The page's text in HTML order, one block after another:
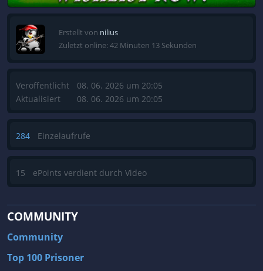
Erstellt von nilius
Zuletzt online: 42 Minuten 13 Sekunden
Veröffentlicht
Aktualisiert
08. 06. 2026 um 20:05
08. 06. 2026 um 20:05
284 Einzelaufrufe
15 ePoints verdient durch Video
COMMUNITY
Community
Top 100 Prisoner